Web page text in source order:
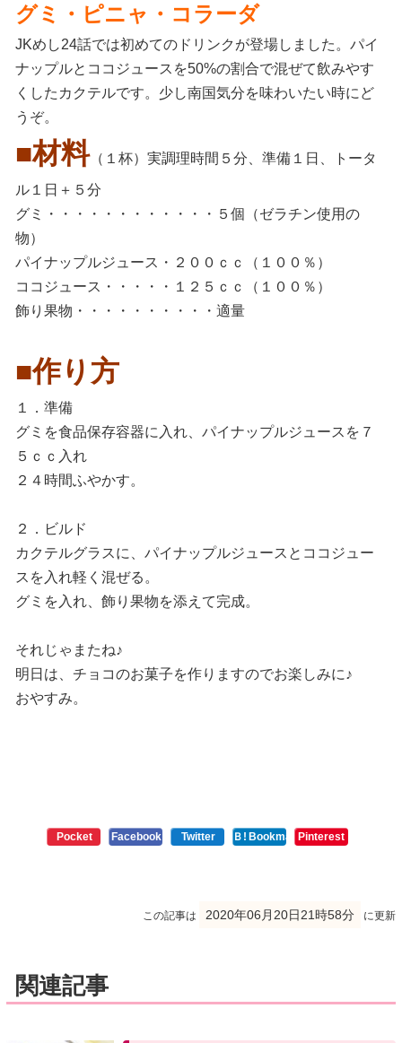
グミ・ピニャ・コラーダ
JKめし24話では初めてのドリンクが登場しました。パイ
ナップルとココジュースを50%の割合で混ぜて飲みやす
くしたカクテルです。少し南国気分を味わいたい時にど
うぞ。
■材料（１杯）実調理時間５分、準備１日、トータ
ル１日＋５分
グミ・・・・・・・・・・・・５個（ゼラチン使用の
物）
パイナップルジュース・２００ｃｃ（１００％）
ココジュース・・・・・１２５ｃｃ（１００％）
飾り果物・・・・・・・・・・適量
■作り方
１．準備
グミを食品保存容器に入れ、パイナップルジュースを７
５ｃｃ入れ
２４時間ふやかす。
２．ビルド
カクテルグラスに、パイナップルジュースとココジュー
スを入れ軽く混ぜる。
グミを入れ、飾り果物を添えて完成。
それじゃまたね♪
明日は、チョコのお菓子を作りますのでお楽しみに♪
おやすみ。
Pocket Facebook Twitter Ｂ! BookmarkPinterest
この記事は 2020年06月20日21時58分 に更新
関連記事